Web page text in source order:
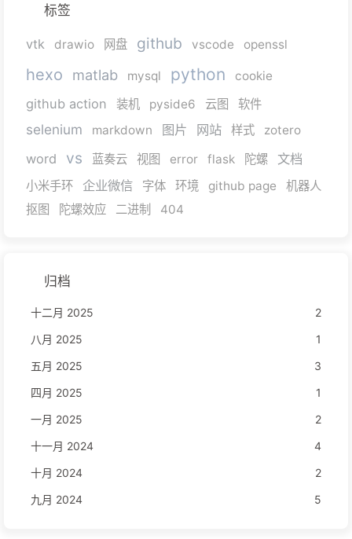
标签
vtk drawio 网盘 github vscode openssl
hexo matlab mysql python cookie
github action 装机 pyside6 云图 软件
selenium markdown 图片 网站 样式 zotero
word vs 蓝奏云 视图 error flask 陀螺 文档
小米手环 企业微信 字体 环境 github page
机器人
抠图
陀螺效应 二进制 404
归档
十二月 2025
2
八月 2025
1
五月 2025
3
四月 2025
1
一月 2025
2
十一月 2024
4
十月 2024
2
九月 2024
5